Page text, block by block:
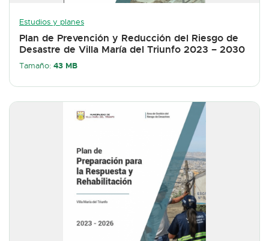
Estudios y planes
Plan de Prevención y Reducción del Riesgo de
Desastre de Villa María del Triunfo 2023 – 2030
Tamaño: 43 MB